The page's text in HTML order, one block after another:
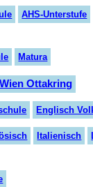
AHS-Unterstufe
Matura
Ottakring
Englisch
sisch Italienisch